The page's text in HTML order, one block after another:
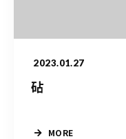
2023.01.27
砧
MORE